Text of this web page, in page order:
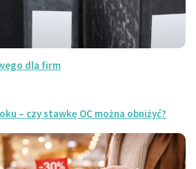
dla firm
– czy stawkę OC można obniżyć?